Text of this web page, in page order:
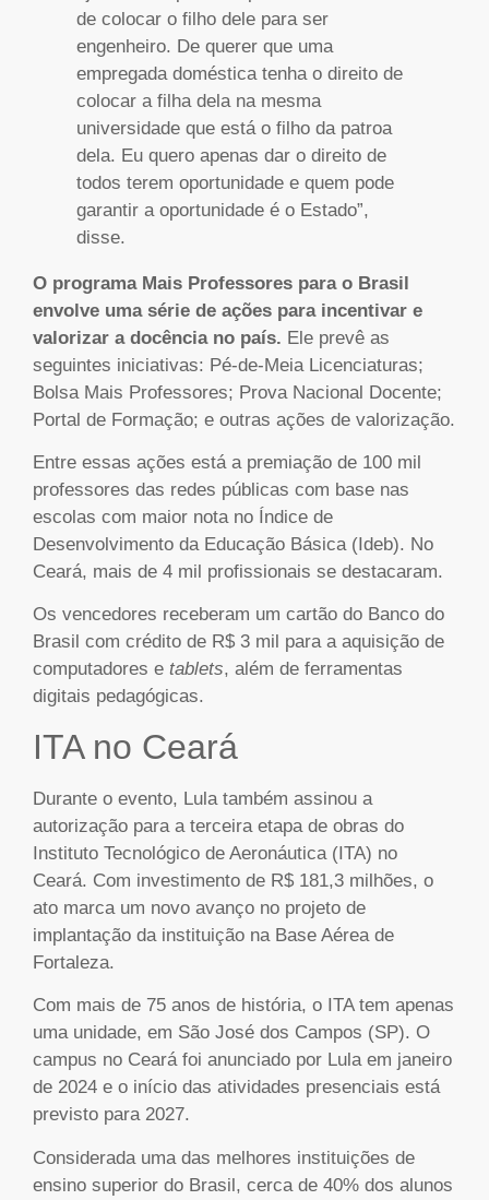
de colocar o filho dele para ser
engenheiro. De querer que uma
empregada doméstica tenha o direito de
colocar a filha dela na mesma
universidade que está o filho da patroa
dela. Eu quero apenas dar o direito de
todos terem oportunidade e quem pode
garantir a oportunidade é o Estado”,
disse.
O programa Mais Professores para o Brasil
envolve uma série de ações para incentivar e
valorizar a docência no país. Ele prevê as
seguintes iniciativas: Pé-de-Meia Licenciaturas;
Bolsa Mais Professores; Prova Nacional Docente;
Portal de Formação; e outras ações de valorização.
Entre essas ações está a premiação de 100 mil
professores das redes públicas com base nas
escolas com maior nota no Índice de
Desenvolvimento da Educação Básica (Ideb). No
Ceará, mais de 4 mil profissionais se destacaram.
Os vencedores receberam um cartão do Banco do
Brasil com crédito de R$ 3 mil para a aquisição de
computadores e tablets, além de ferramentas
digitais pedagógicas.
ITA no Ceará
Durante o evento, Lula também assinou a
autorização para a terceira etapa de obras do
Instituto Tecnológico de Aeronáutica (ITA) no
Ceará. Com investimento de R$ 181,3 milhões, o
ato marca um novo avanço no projeto de
implantação da instituição na Base Aérea de
Fortaleza.
Com mais de 75 anos de história, o ITA tem apenas
uma unidade, em São José dos Campos (SP). O
campus no Ceará foi anunciado por Lula em janeiro
de 2024 e o início das atividades presenciais está
previsto para 2027.
Considerada uma das melhores instituições de
ensino superior do Brasil, cerca de 40% dos alunos